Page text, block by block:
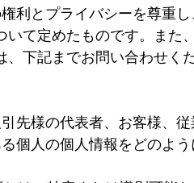
製造
リサーチ
産業
利とプライバシーを尊重
いて定めたものです。ま
下記までお問い合わせく
先様の代表者、お客様、
個人の個人情報をどのよ